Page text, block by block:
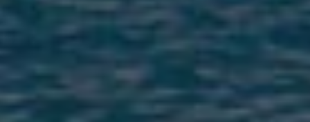
Notre page Instagram
Notre page Facebook
Notre page XNotre page Tiktok
Notre page
Notre page Youtube